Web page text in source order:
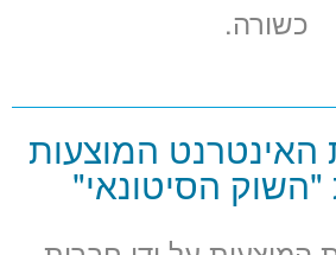
כשורה.
האינטרנט המוצעות
הסיטונאי"